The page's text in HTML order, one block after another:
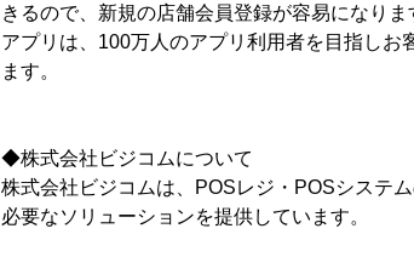
きるので、新規の店舗会員登録が容易になり
アプリは、100万人のアプリ利用者を目指しお
ます。
◆株式会社ビジコムについて
株式会社ビジコムは、POSレジ・POSシステ
必要なソリューションを提供しています。